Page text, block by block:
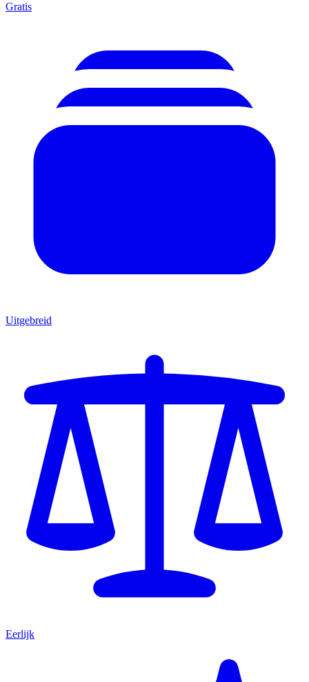
Gratis
Uitgebreid
Eerlijk